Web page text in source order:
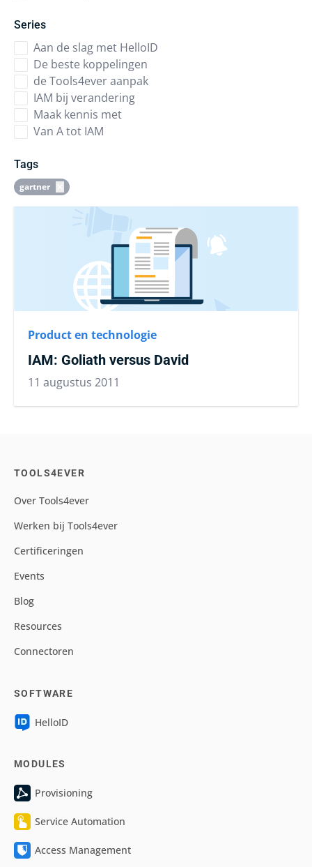
Series
Aan de slag met HelloID
De beste koppelingen
de Tools4ever aanpak
IAM bij verandering
Maak kennis met
Van A tot IAM
Tags
gartner
Product en technologie
IAM: Goliath versus David
11 augustus 2011
TOOLS4EVER
Over Tools4ever
Werken bij Tools4ever
Certificeringen
Events
Blog
Resources
Connectoren
SOFTWARE
HelloID
MODULES
Provisioning
Service Automation
Access Management